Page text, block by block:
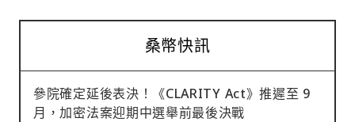
桑幣快訊
參院確定延後表決！《CLARITY Act》推遲至 9
月，加密法案迎期中選舉前最後決戰